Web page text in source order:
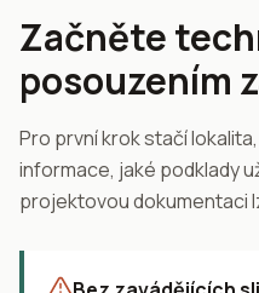
Začněte
posouzením
Pro první krok stačí
informace, jaké podklady
projektovou dokumentaci